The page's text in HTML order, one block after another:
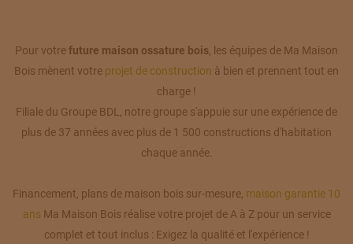
Pour votrefuture maison ossature bois, les équipes de Ma Maison
Bois mènent votre projet de construction à bien et prennent tout en
charge !
Filiale du Groupe BDL, notre groupe s'appuie sur une expérience de
plus de 37 années avec plus de 1 500 constructions d'habitation
chaque année.
Financement, plans de maison bois sur-mesure, maison garantie 10
ansMa Maison Bois réalise votre projet de A à Z pour un service
complet et tout inclus : Exigez la qualité et l'expérience !